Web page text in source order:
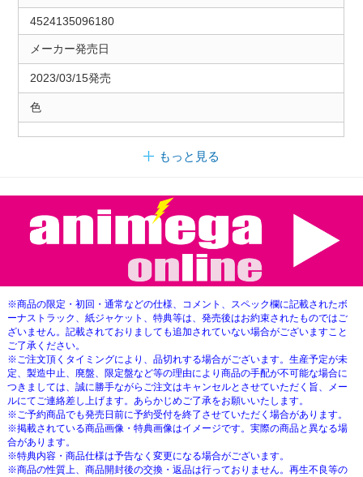
4524135096180
メーカー発売日
2023/03/15発売
色
もっと見る
※商品の限定・初回・通常などの仕様、コメント、スペック欄に記載されたボ
ーナストラック、紙ジャケット、特典等は、発売後はお約束されたものではご
ざいません。記載されておりましても追加されていない場合がございますこと
ご了承ください。
※ご注文頂くタイミングにより、品切れする場合がございます。生産予定が未
定、製造中止、廃盤、限定盤など等の理由により商品の手配が不可能な場合に
つきましては、誠に勝手ながらご注文はキャンセルとさせていただく旨、メー
ルにてご連絡差し上げます。あらかじめご了承をお願いいたします。
※ご予約商品でも発売日前に予約受付を終了させていただく場合があります。
※掲載されている商品画像・特典画像はイメージです。実際の商品と異なる場
合があります。
※特典内容・商品仕様は予告なく変更になる場合がございます。
※商品の性質上、商品開封後の交換・返品は行っておりません。再生不良等の